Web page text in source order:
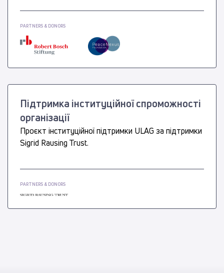
PARTNERS & DONORS
Підтримка інституційної спроможності
організації
Проєкт інституційної підтримки ULAG за підтримки
Sigrid Rausing Trust.
PARTNERS & DONORS